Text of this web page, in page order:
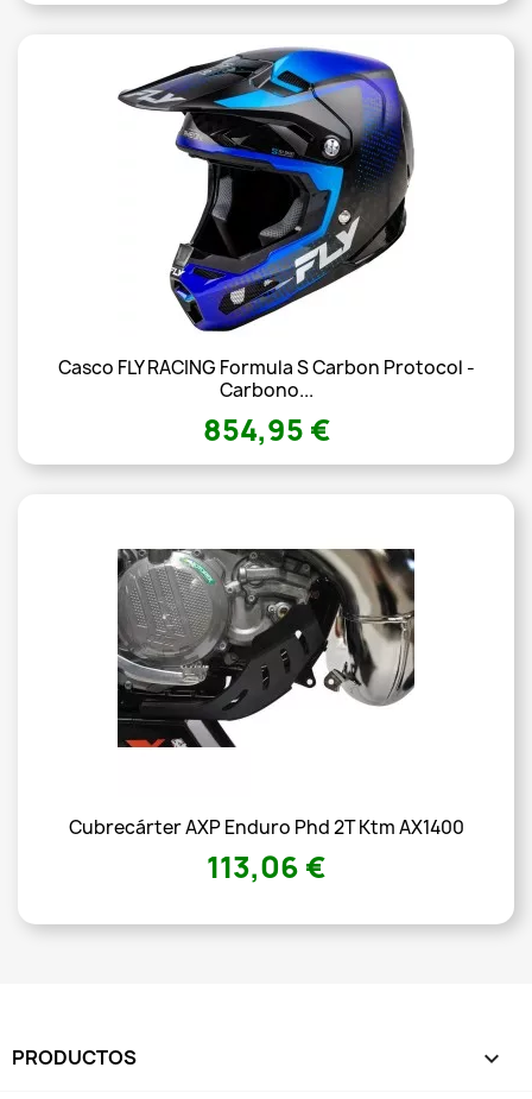
Casco FLY RACING Formula S Carbon Protocol -
Carbono...
854,95 €
Cubrecárter AXP Enduro Phd 2T Ktm AX1400
113,06 €
PRODUCTOS 